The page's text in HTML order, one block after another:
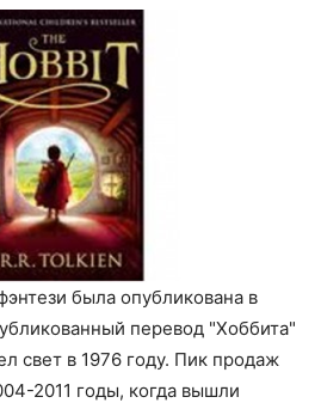
была опубликована в
перевод "Хоббита"
свет в 1976 году. Пик продаж
2011 годы, когда вышли